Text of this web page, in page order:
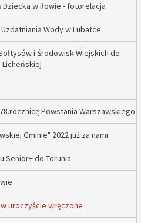
Dziecka w Iłowie - fotorelacja
Wody w Lubatce
i Środowisk Wiejskich do
Licheńskiej
Powstania Warszawskiego
Gminie" 2022 już za nami
Senior+ do Torunia
uroczyście wręczone